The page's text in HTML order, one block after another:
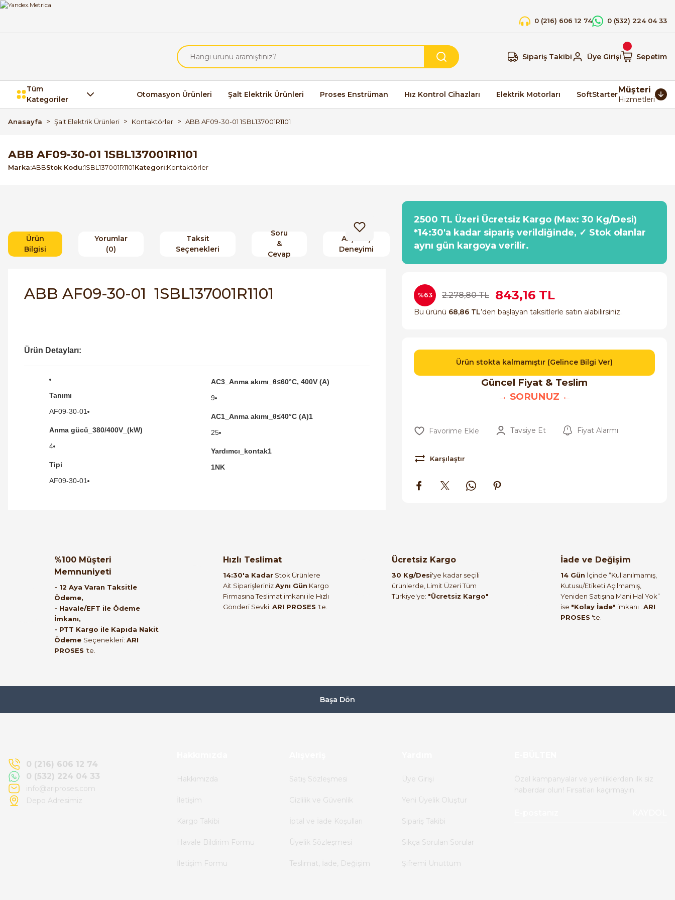
0 (216) 606 12 74 0 (532) 224 04 33
Sipariş Takibi Üye Girişi Sepetim
Tüm
Kategoriler
Otomasyon Ürünleri Şalt Elektrik Ürünleri Proses Enstrüman Hız Kontrol Cihazları Elektrik Motorları SoftStarterMüşteri
Hizmetleri
Anasayfa Şalt Elektrik Ürünleri Kontaktörler ABB AF09-30-01 1SBL137001R1101
ABB AF09-30-01 1SBL137001R1101
Marka ABBStok Kodu 1SBL137001R1101Kategori Kontaktörler
Ürün
Bilgisi
Yorumlar
(0)
Taksit
Seçenekleri
Soru
&
Cevap
Alışveriş
Deneyimi
ABB AF09-30-01 1SBL137001R1101
Ürün Detayları:
Tanımı
AF09-30-01
Anma gücü_380/400V_(kW)
4
Tipi
AF09-30-01
AC3_Anma akımı_θ≤60°C, 400V (A)
9
AC1_Anma akımı_θ≤40°C (A)1
25
Yardımcı_kontak1
1NK
B... A... | 27/06/2026
Satıcı ilgili ve çok yardım severdi bundan
mehmet bey ilgi ve alakası için teşekkür
Paketleme özenliydi, alışveriş sürecinden
Alışveriş süreci de hızlı ve problemsiz geçti.
Havale ile odeme yaptim ve tedirgindim ama
2500 TL Üzeri Ücretsiz Kargo (Max: 30 Kg/Desi)
*14:30'a kadar sipariş verildiğinde, ✓ Stok olanlar
aynı gün kargoya verilir.
%63 2.278,80 TL 843,16 TL
Bu ürünü 68,86 TL’den başlayan taksitlerle satın alabilirsiniz.
Ürün stokta kalmamıştır (Gelince Bilgi Ver)
Güncel Fiyat & Teslim
→ SORUNUZ ←
Tavsiye Et Fiyat Alarmı
Karşılaştır
%100 Müşteri
Memnuniyeti
- 12 Aya Varan Taksitle
Ödeme,
- Havale/EFT ile Ödeme
İmkanı,
- PTT Kargo ile Kapıda Nakit
Ödeme Seçenekleri: ARI
PROSES 'te.
Hızlı Teslimat
14:30'a Kadar Stok Ürünlere
Ait SiparişlerinizAynı Gün Kargo
Firmasına Teslimat imkanı ile Hızlı
Gönderi Sevki: ARI PROSES 'te.
Ücretsiz Kargo
30 Kg/Desi'ye kadar seçili
ürünlerde, Limit Üzeri Tüm
Türkiye'ye: "Ücretsiz Kargo"
İade ve Değişim
14 Gün İçinde “Kullanılmamış,
Kutusu/Etiketi Açılmamış,
Yeniden Satışına Mani Hal Yok”
ise "Kolay İade" imkanı : ARI
PROSES 'te.
Başa Dön
0 (216) 606 12 74
0 (532) 224 04 33
info@ariproses.com
Depo Adresimiz
Hakkımızda
İletişim
Kargo Takibi
Havale Bildirim Formu
İletişim Formu
Satış Sözleşmesi
Gizlilik ve Güvenlik
İptal ve İade Koşulları
Üyelik Sözleşmesi
Teslimat, İade, Değişim
Üye Girişi
Yeni Üyelik Oluştur
Sipariş Takibi
Sıkça Sorulan Sorular
Şifremi Unuttum
Özel kampanyalar ve yeniliklerden ilk siz
haberdar olun! Fırsatları kaçırmayın.